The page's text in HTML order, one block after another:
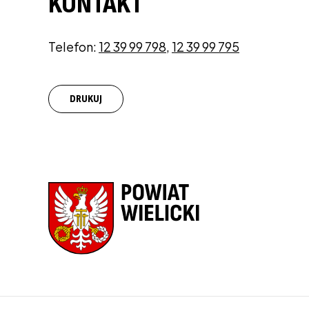
Telefon: 12 39 99 798, 12 39 99 795
DRUKUJ